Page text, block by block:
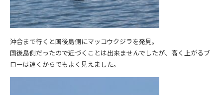
沖合まで行くと国後島側にマッコウクジラを発見。
国後島側だったので近づくことは出来ませんでしたが、高く上がるブ
ローは遠くからでもよく見えました。